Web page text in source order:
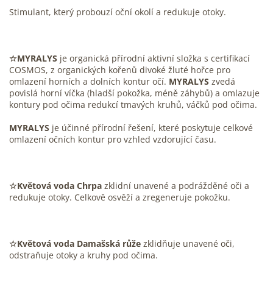
Stimulant, který probouzí oční okolí a redukuje otoky.
☆MYRALYS je organická přírodní aktivní složka s certifikací
COSMOS, z organických kořenů divoké žluté hořce pro
omlazení horních a dolních kontur očí. MYRALYS zvedá
povislá horní víčka (hladší pokožka, méně záhybů) a omlazuje
kontury pod očima redukcí tmavých kruhů, váčků pod očima.
MYRALYS je účinné přírodní řešení, které poskytuje celkové
omlazení očních kontur pro vzhled vzdorující času.
☆Květová voda Chrpa zklidní unavené a podrážděné oči a
redukuje otoky. Celkově osvěží a zregeneruje pokožku.
☆Květová voda Damašská růže zklidňuje unavené oči,
odstraňuje otoky a kruhy pod očima.